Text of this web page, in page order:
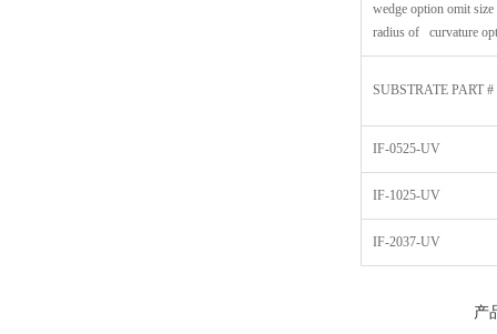
wedge option omit size
radius of curvature
SUBSTRATE PART #
IF-0525-UV
IF-1025-UV
IF-2037-UV
产